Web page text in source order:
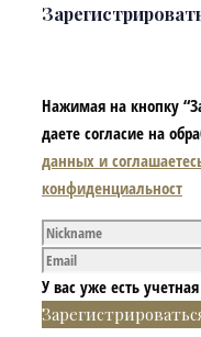
Нажимая на кнопку
даете согласие на
данных и
конфиденциальност
У вас уже есть